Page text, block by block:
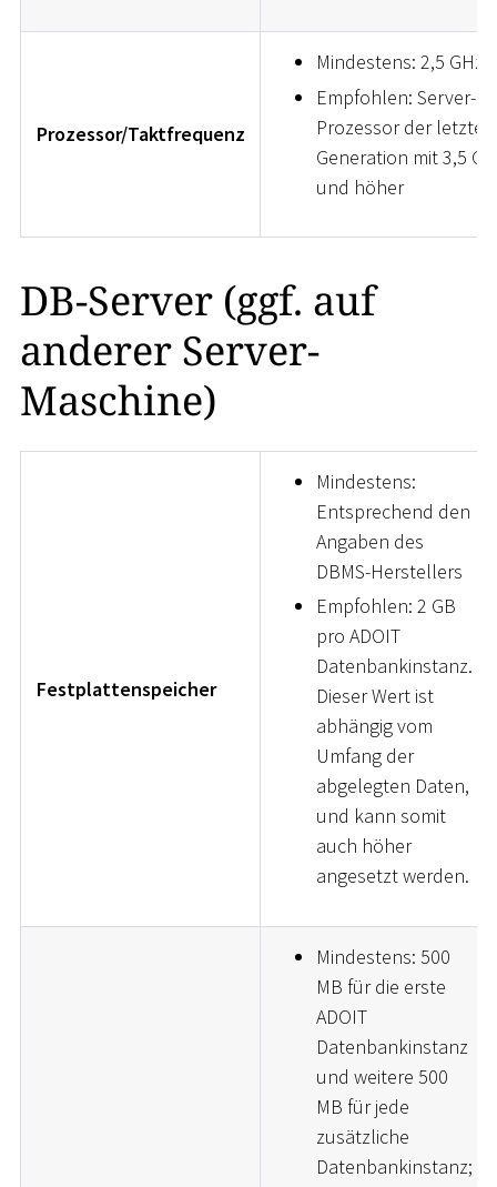
Prozessor/Taktfrequenz
Mindestens: 2,5 GHz
Empfohlen: Server-
Prozessor der letzten
Generation mit 3,5
und höher
DB-Server (ggf. auf
anderer Server-
Maschine)
Festplattenspeicher
Mindestens:
Entsprechend den
Angaben des
DBMS-Herstellers
Empfohlen: 2 GB
pro ADOIT
Datenbankinstanz.
Dieser Wert ist
abhängig vom
Umfang der
abgelegten Daten,
und kann somit
auch höher
angesetzt werden.
Mindestens: 500
MB für die erste
ADOIT
Datenbankinstanz
und weitere 500
MB für jede
zusätzliche
Datenbankinstanz;